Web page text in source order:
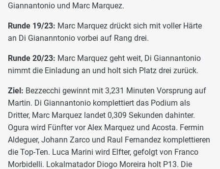
Giannantonio und Marc Marquez.
Runde 19/23: Marc Marquez drückt sich mit voller Härte
an Di Giananntonio vorbei auf Rang drei.
Runde 20/23: Marc Marquez geht weit, Di Giannantonio
nimmt die Einladung an und holt sich Platz drei zurück.
Ziel: Bezzecchi gewinnt mit 3,231 Minuten Vorsprung auf
Martin. Di Giannantonio komplettiert das Podium als
Dritter, Marc Marquez landet 0,309 Sekunden dahinter.
Ogura wird Fünfter vor Alex Marquez und Acosta. Fermin
Aldeguer, Johann Zarco und Raul Fernandez komplettieren
die Top-Ten. Luca Marini wird Elfter, gefolgt von Franco
Morbidelli. Lokalmatador Diogo Moreira holt P13. Die